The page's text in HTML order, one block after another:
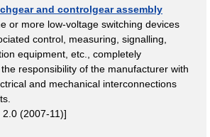
and controlgear assembly
or more low-voltage switching devices
control, measuring, signalling,
equipment, etc., completely
responsibility of the manufacturer with
and mechanical interconnections
(2007-11)]